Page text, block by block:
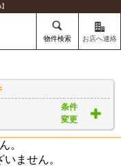
物件検索 お店へ連絡
条件
変更
。
ません。